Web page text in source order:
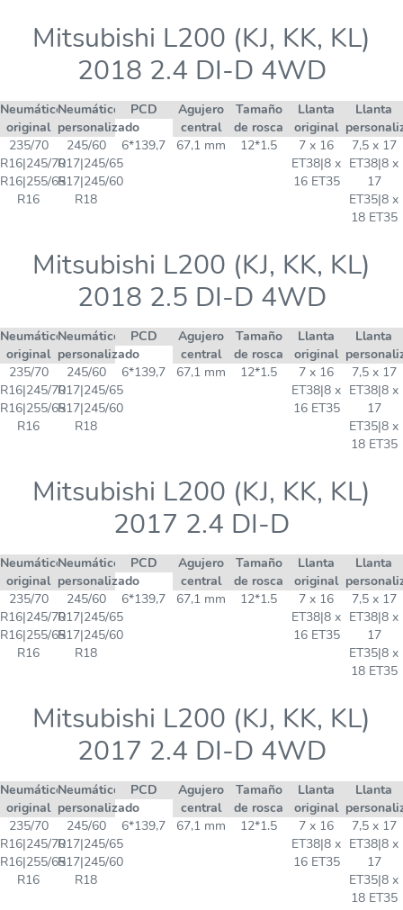
Mitsubishi L200 (KJ, KK, KL)
2018 2.4 DI-D 4WD
Neumático
original
Neumático
personalizado
PCD
Agujero
central
Tamaño
de rosca
Llanta
original
Llanta
235/70
R16|245/70
R16|255/65
R16
245/60
R17|245/65
R17|245/60
R18
6*139,7 67,1 mm 12*1.5
7 x 16
ET38|8 x
16 ET35
7,5 x 17
ET38|8 x
17
ET35|8 x
18 ET35
Mitsubishi L200 (KJ, KK, KL)
2018 2.5 DI-D 4WD
Neumático
original
Neumático
personalizado
PCD
Agujero
central
Tamaño
de rosca
Llanta
original
Llanta
235/70
R16|245/70
R16|255/65
R16
245/60
R17|245/65
R17|245/60
R18
6*139,7 67,1 mm 12*1.5
7 x 16
ET38|8 x
16 ET35
7,5 x 17
ET38|8 x
17
ET35|8 x
18 ET35
Mitsubishi L200 (KJ, KK, KL)
2017 2.4 DI-D
Neumático
original
Neumático
personalizado
PCD
Agujero
central
Tamaño
de rosca
Llanta
original
Llanta
235/70
R16|245/70
R16|255/65
R16
245/60
R17|245/65
R17|245/60
R18
6*139,7 67,1 mm 12*1.5
7 x 16
ET38|8 x
16 ET35
7,5 x 17
ET38|8 x
17
ET35|8 x
18 ET35
Mitsubishi L200 (KJ, KK, KL)
2017 2.4 DI-D 4WD
Neumático
original
Neumático
personalizado
PCD
Agujero
central
Tamaño
de rosca
Llanta
original
Llanta
235/70
R16|245/70
R16|255/65
R16
245/60
R17|245/65
R17|245/60
R18
6*139,7 67,1 mm 12*1.5
7 x 16
ET38|8 x
16 ET35
7,5 x 17
ET38|8 x
17
ET35|8 x
18 ET35